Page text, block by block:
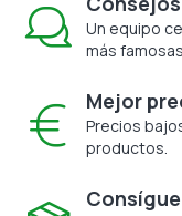
Un equipo
más famosas.
Mejor
Precios
productos.